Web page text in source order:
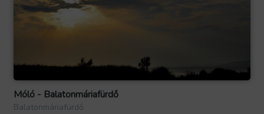
Móló - Balatonmáriafürdő
Balatonmáriafürdő